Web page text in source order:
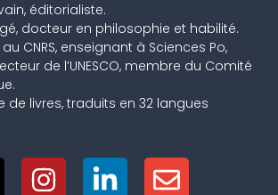
éditorialiste.
docteur en philosophie et habilité.
CNRS, enseignant à Sciences Po,
de l’UNESCO, membre du Comité
de livres, traduits en 32 langues